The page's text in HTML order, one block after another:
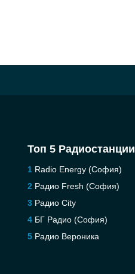
Топ 5 Радиостанции
Radio Energy (София)
Радио Fresh (София)
Pадио City
БГ Радио (София)
Радио Вероника